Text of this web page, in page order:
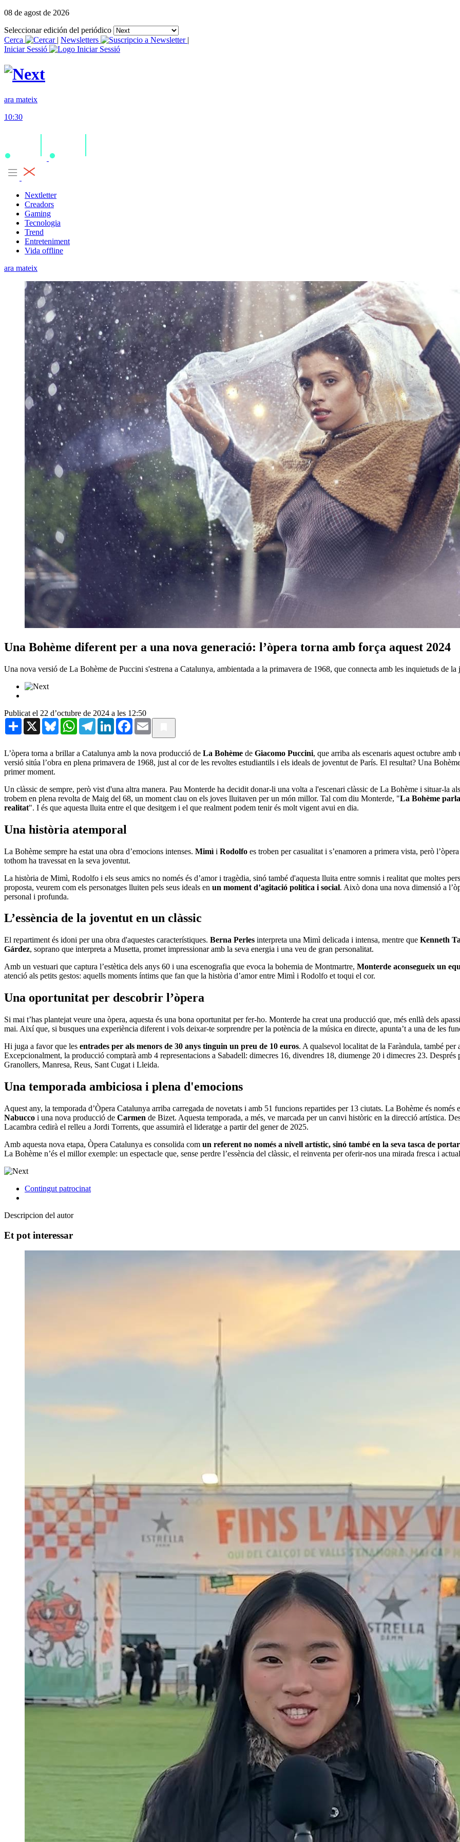
08 de agost de 2026
Seleccionar edición del periódico
Cerca
| Newsletters
|
Iniciar Sessió
ara mateix
10:30
Nextletter
Creadors
Gaming
Tecnologia
Trend
Entreteniment
Vida offline
ara mateix
Una Bohème diferent per a una nova generació: l’òpera torna amb força aquest 2024
Una nova versió de La Bohème de Puccini s'estrena a Catalunya, ambientada a la primavera de 1968, que connecta amb les inquietuds de la
Publicat el 22 d’octubre de 2024 a les 12:50
Share X BlueskyWhatsAppTelegramLinkedInFacebook
Email
L’òpera torna a brillar a Catalunya amb la nova producció de La Bohème de Giacomo Puccini, que arriba als escenaris aquest octubre
versió sitúa l’obra en plena primavera de 1968, just al cor de les revoltes estudiantils i els ideals de joventut de París. El resultat? Una
primer moment.
Un clàssic de sempre, però vist d'una altra manera. Pau Monterde ha decidit donar-li una volta a l'escenari clàssic de La Bohème i situar-la
trobem en plena revolta de Maig del 68, un moment clau on els joves lluitaven per un món millor. Tal com diu Monterde, "La Bohème
realitat". I és que aquesta lluita entre el que desitgem i el que realment podem tenir és molt vigent avui en dia.
Una història atemporal
La Bohème sempre ha estat una obra d’emocions intenses. Mimì i Rodolfo es troben per casualitat i s’enamoren a primera vista, però
tothom ha travessat en la seva joventut.
La història de Mimì, Rodolfo i els seus amics no només és d’amor i tragèdia, sinó també d'aquesta lluita entre somnis i realitat que moltes
proposta, veurem com els personatges lluiten pels seus ideals en un moment d’agitació política i social. Això dona una nova dimensió a
personal i profunda.
L’essència de la joventut en un clàssic
El repartiment és idoni per una obra d'aquestes característiques. Berna Perles interpreta una Mimì delicada i intensa, mentre que Kenneth
Gárdez, soprano que interpreta a Musetta, promet impressionar amb la seva energia i una veu de gran personalitat.
Amb un vestuari que captura l’estètica dels anys 60 i una escenografia que evoca la bohemia de Montmartre, Monterde aconsegueix un
atenció als petits gestos: aquells moments íntims que fan que la història d’amor entre Mimì i Rodolfo et toqui el cor.
Una oportunitat per descobrir l’òpera
Si mai t’has plantejat veure una òpera, aquesta és una bona oportunitat per fer-ho. Monterde ha creat una producció que, més enllà dels
mai. Així que, si busques una experiència diferent i vols deixar-te sorprendre per la potència de la música en directe, apunta’t a una de les
Hi juga a favor que les entrades per als menors de 30 anys tinguin un preu de 10 euros. A qualsevol localitat de la Faràndula, també per
Excepcionalment, la producció comptarà amb 4 representacions a Sabadell: dimecres 16, divendres 18, diumenge 20 i dimecres 23.
Granollers, Manresa, Reus, Sant Cugat i Lleida.
Una temporada ambiciosa i plena d'emocions
Aquest any, la temporada d’Òpera Catalunya arriba carregada de novetats i amb 51 funcions repartides per 13 ciutats. La Bohème és
Nabucco i una nova producció de Carmen de Bizet. Aquesta temporada, a més, ve marcada per un canvi històric en la direcció artística.
Lacambra cedirà el relleu a Jordi Torrents, que assumirà el lideratge a partir del gener de 2025.
Amb aquesta nova etapa, Òpera Catalunya es consolida com un referent no només a nivell artístic, sinó també en la seva tasca de
La Bohème n’és el millor exemple: un espectacle que, sense perdre l’essència del clàssic, el reinventa per oferir-nos una mirada fresca i
Contingut patrocinat
Descripcion del autor
Et pot interessar